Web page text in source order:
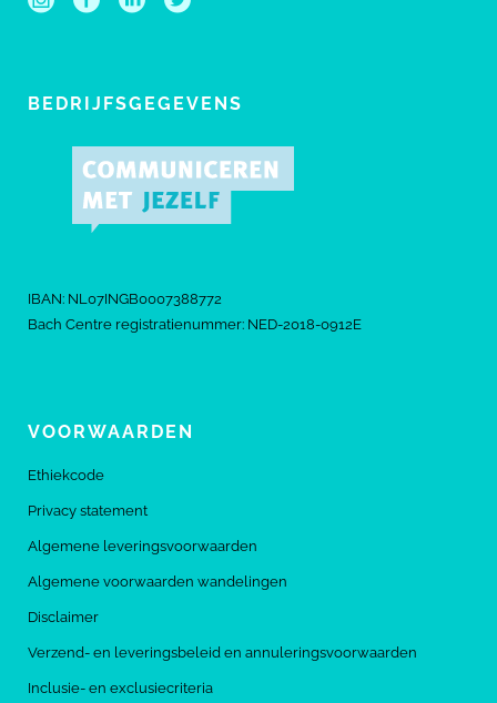
BEDRIJFSGEGEVENS
IBAN: NL07INGB0007388772
Bach Centre registratienummer: NED-2018-0912E
VOORWAARDEN
Ethiekcode
Privacy statement
Algemene leveringsvoorwaarden
Algemene voorwaarden wandelingen
Disclaimer
Verzend- en leveringsbeleid en annuleringsvoorwaarden
Inclusie- en exclusiecriteria